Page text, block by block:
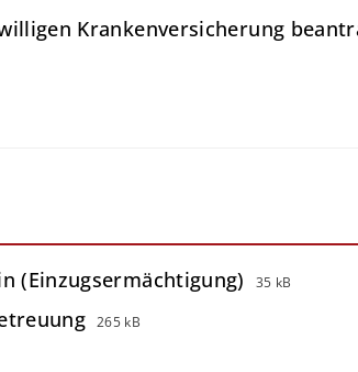
Krankenversicherung
(Einzugsermächtigung) 35 kB
265 kB